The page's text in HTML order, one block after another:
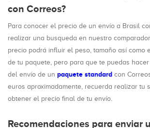
con Correos?
Para conocer el precio de un envío a Brasil
realizar una busqueda en nuestro
precio podrá influir el peso, tamaño así como
de tu paquete, pero para que te puedas
del envío de un paquete standard con
euros aproximadamente, recuerda realizar tu
obtener el precio final de tu envío.
Recomendaciones para enviar